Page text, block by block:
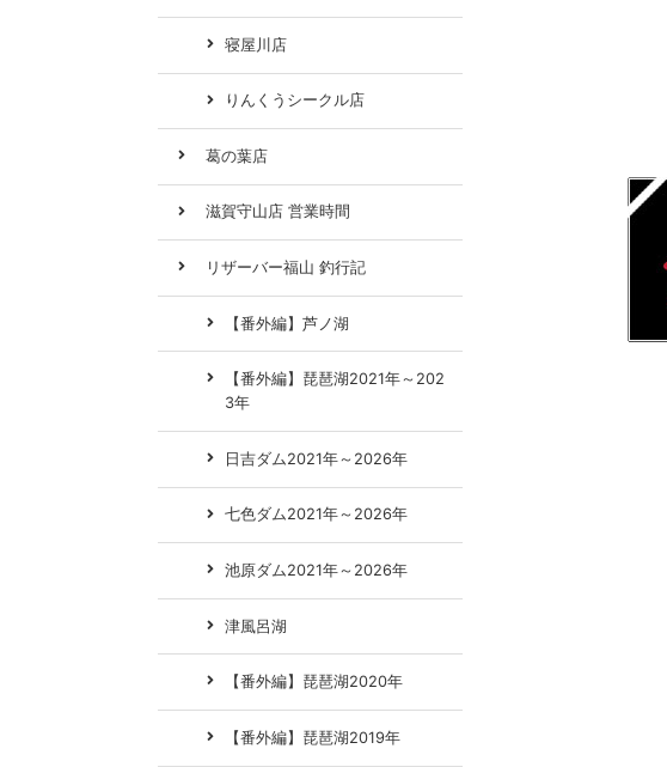
寝屋川店
りんくうシークル店
葛の葉店
滋賀守山店 営業時間
リザーバー福山 釣行記
【番外編】芦ノ湖
【番外編】琵琶湖2021年～202
3年
日吉ダム2021年～2026年
七色ダム2021年～2026年
池原ダム2021年～2026年
津風呂湖
【番外編】琵琶湖2020年
【番外編】琵琶湖2019年